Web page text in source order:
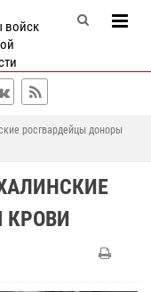
войск
росгвардейцы доноры
КРОВИ